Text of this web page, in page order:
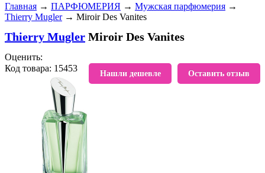
Главная → ПАРФЮМЕРИЯ → Мужская парфюмерия →
Thierry Mugler→ Miroir Des Vanites
Thierry Mugler Miroir Des Vanites
Оставить отзыв
Нашли дешевле
Оценить:
Код товара: 15453
В избранное